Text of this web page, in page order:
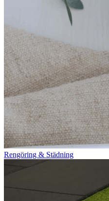
Rengöring & Städning